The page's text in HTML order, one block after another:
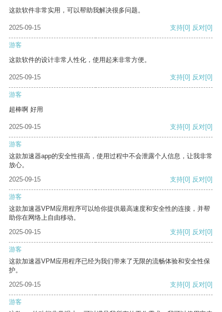
这款软件非常实用，可以帮助我解决很多问题。
2025-09-15 支持[0] 反对[0]
游客
这款软件的设计非常人性化，使用起来非常方便。
2025-09-15 支持[0] 反对[0]
游客
超棒啊 好用
2025-09-15 支持[0] 反对[0]
游客
这款加速器app的安全性很高，使用过程中不会泄露个人信息，让我非常
放心。
2025-09-15
支持[0] 反对[0]
游客
这款加速器VPM应用程序可以给你提供最高速度和安全性的连接，并帮
助你在网络上自由移动。
2025-09-15
支持[0] 反对[0]
游客
这款加速器VPM应用程序已经为我们带来了无限的流畅体验和安全性保
护。
2025-09-15
支持[0] 反对[0]
游客